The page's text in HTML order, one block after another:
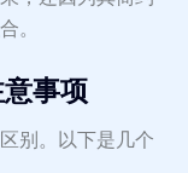
。
事项
别。以下是几个